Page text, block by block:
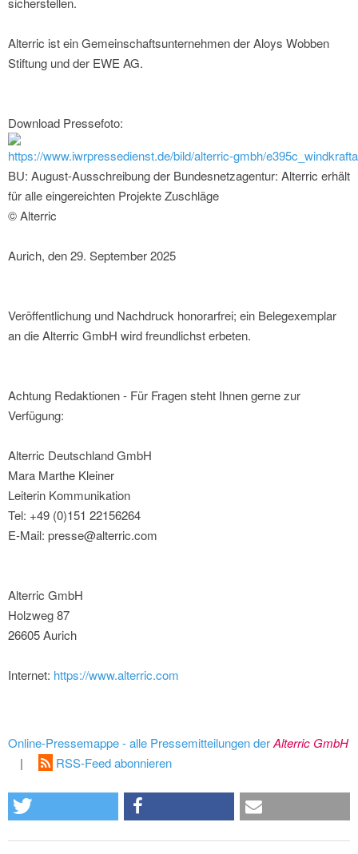
Alterric ist ein Gemeinschaftsunternehmen der Aloys Wobben
Stiftung und der EWE AG.
Download Pressefoto:
https://www.iwrpressedienst.de/bild/alterric-gmbh/
BU: August-Ausschreibung der Bundesnetzagentur: Alterric erhält
für alle eingereichten Projekte Zuschläge
© Alterric
Aurich, den 29. September 2025
Veröffentlichung und Nachdruck honorarfrei; ein Belegexemplar
an die Alterric GmbH wird freundlichst erbeten.
Achtung Redaktionen - Für Fragen steht Ihnen gerne zur
Verfügung:
Alterric Deutschland GmbH
Mara Marthe Kleiner
Leiterin Kommunikation
Tel: +49 (0)151 22156264
E-Mail: presse@alterric.com
Alterric GmbH
Holzweg 87
26605 Aurich
Internet: https://www.alterric.com
Online-Pressemappe - alle Pressemitteilungen derAlterric GmbH
|
RSS-Feed abonnieren